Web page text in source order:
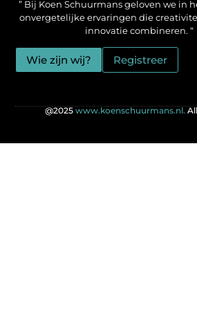
” Bij Koen Schuurmans geloven we in
onvergetelijke ervaringen die
innovatie combineren. “
Wie zijn wij? Registreer
@2025 www.koenschuurmans.nl.